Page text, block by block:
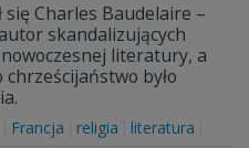
Charles Baudelaire –
skandalizujących
literatury, a
było
Francja religia literatura